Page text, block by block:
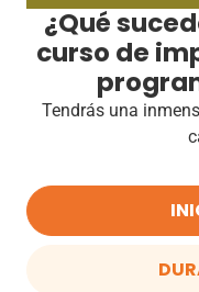
¿Qué
curso de
Tendrás una